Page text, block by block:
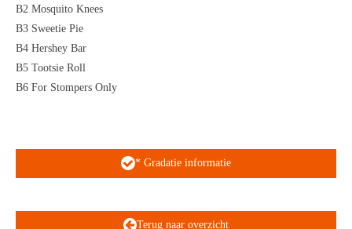
B2 Mosquito Knees
B3 Sweetie Pie
B4 Hershey Bar
B5 Tootsie Roll
B6 For Stompers Only
* Gradatie informatie
Terug naar overzicht